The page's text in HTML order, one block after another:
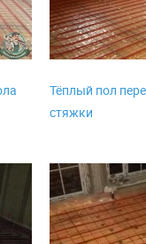
Тёплый пол
стяжки